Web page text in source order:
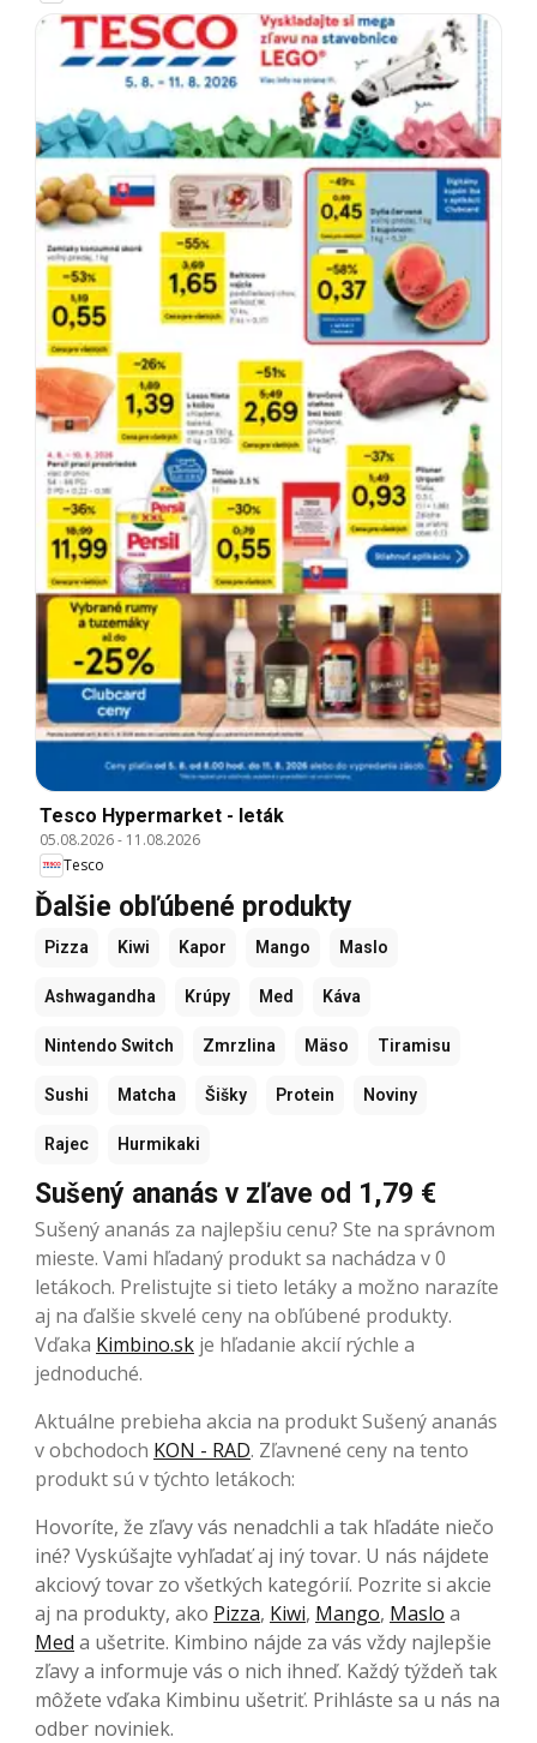
Tesco Hypermarket - leták
05.08.2026- 11.08.2026
Tesco
Ďalšie obľúbené produkty
Pizza Kiwi Kapor Mango Maslo
Ashwagandha Krúpy Med Káva
Nintendo Switch Zmrzlina Mäso Tiramisu
Sushi Matcha Šišky Protein Noviny
Rajec Hurmikaki
Sušený ananás v zľave od 1,79 €
Sušený ananás za najlepšiu cenu? Ste na správnom
mieste. Vami hľadaný produkt sa nachádza v 0
letákoch. Prelistujte si tieto letáky a možno narazíte
aj na ďalšie skvelé ceny na obľúbené produkty.
Vďaka Kimbino.sk je hľadanie akcií rýchle a
jednoduché.
Aktuálne prebieha akcia na produkt Sušený ananás
v obchodoch KON - RAD. Zľavnené ceny na tento
produkt sú v týchto letákoch:
Hovoríte, že zľavy vás nenadchli a tak hľadáte niečo
iné? Vyskúšajte vyhľadať aj iný tovar. U nás nájdete
akciový tovar zo všetkých kategórií. Pozrite si akcie
aj na produkty, ako Pizza, Kiwi, Mango, Maslo a
Med a ušetrite. Kimbino nájde za vás vždy najlepšie
zľavy a informuje vás o nich ihneď. Každý týždeň tak
môžete vďaka Kimbinu ušetriť. Prihláste sa u nás na
odber noviniek.